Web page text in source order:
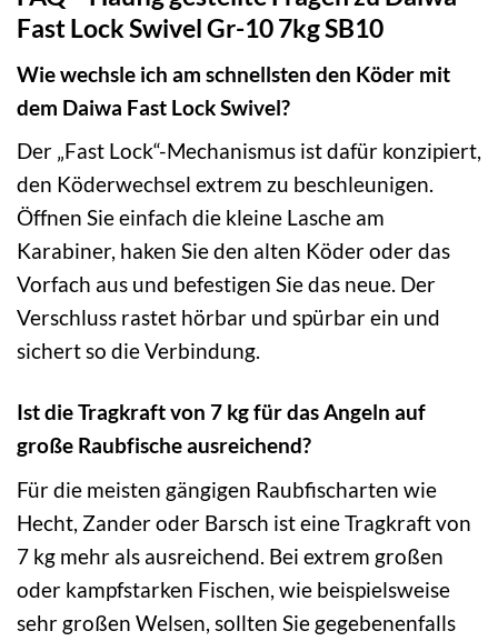
Fast Lock Swivel Gr-10 7kg SB10
Wie wechsle ich am schnellsten den Köder mit
dem Daiwa Fast Lock Swivel?
Der „Fast Lock“-Mechanismus ist dafür konzipiert,
den Köderwechsel extrem zu beschleunigen.
Öffnen Sie einfach die kleine Lasche am
Karabiner, haken Sie den alten Köder oder das
Vorfach aus und befestigen Sie das neue. Der
Verschluss rastet hörbar und spürbar ein und
sichert so die Verbindung.
Ist die Tragkraft von 7 kg für das Angeln auf
große Raubfische ausreichend?
Für die meisten gängigen Raubfischarten wie
Hecht, Zander oder Barsch ist eine Tragkraft von
7 kg mehr als ausreichend. Bei extrem großen
oder kampfstarken Fischen, wie beispielsweise
sehr großen Welsen, sollten Sie gegebenenfalls